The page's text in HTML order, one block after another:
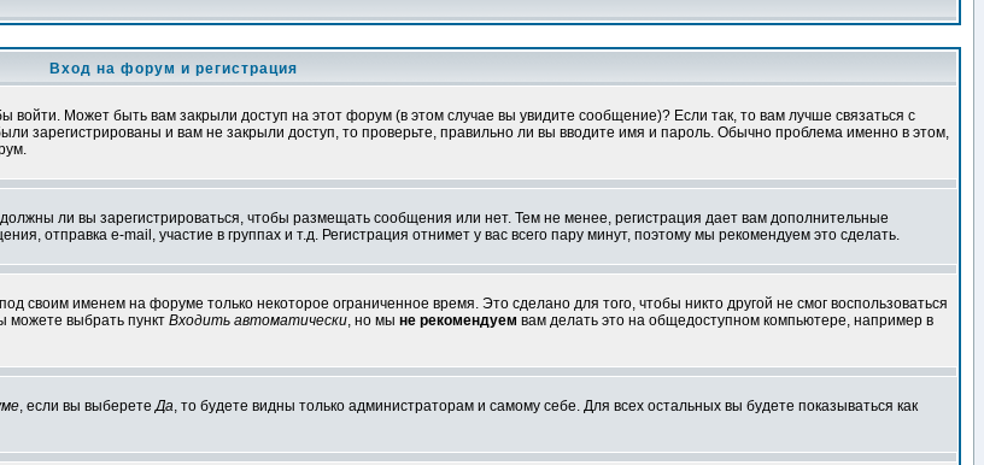
Вход на форум и регистрация
Может быть вам закрыли доступ на этот форум (в этом случае вы увидите сообщение)? Если так, то вам лучше связаться с
зарегистрированы и вам не закрыли доступ, то проверьте, правильно ли вы вводите имя и пароль. Обычно проблема именно в этом,
ли вы зарегистрироваться, чтобы размещать сообщения или нет. Тем не менее, регистрация дает вам дополнительные
отправка e-mail, участие в группах и т.д. Регистрация отнимет у вас всего пару минут, поэтому мы рекомендуем это сделать.
своим именем на форуме только некоторое ограниченное время. Это сделано для того, чтобы никто другой не смог воспользоваться
можете выбрать пункт Входить автоматически, но мы не рекомендуем вам делать это на общедоступном компьютере, например в
, если вы выберетеДа, то будете видны только администраторам и самому себе. Для всех остальных вы будете показываться как